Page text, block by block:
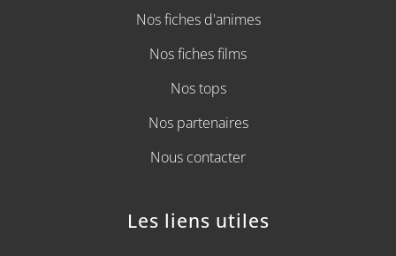
Nos fiches d'animes
Nos fiches films
Nos tops
Nos partenaires
Nous contacter
Les liens utiles